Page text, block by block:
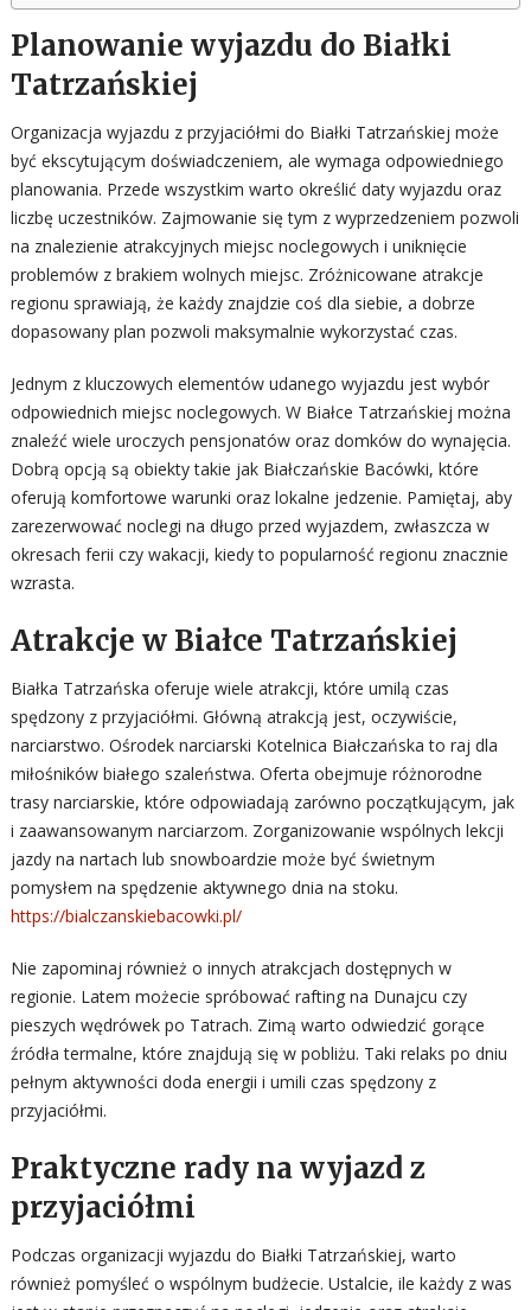
Planowanie wyjazdu do Białki
Tatrzańskiej
Organizacja wyjazdu z przyjaciółmi do Białki Tatrzańskiej może
być ekscytującym doświadczeniem, ale wymaga odpowiedniego
planowania. Przede wszystkim warto określić daty wyjazdu oraz
liczbę uczestników. Zajmowanie się tym z wyprzedzeniem pozwoli
na znalezienie atrakcyjnych miejsc noclegowych i uniknięcie
problemów z brakiem wolnych miejsc. Zróżnicowane atrakcje
regionu sprawiają, że każdy znajdzie coś dla siebie, a dobrze
dopasowany plan pozwoli maksymalnie wykorzystać czas.
Jednym z kluczowych elementów udanego wyjazdu jest wybór
odpowiednich miejsc noclegowych. W Białce Tatrzańskiej można
znaleźć wiele uroczych pensjonatów oraz domków do wynajęcia.
Dobrą opcją są obiekty takie jak Białczańskie Bacówki, które
oferują komfortowe warunki oraz lokalne jedzenie. Pamiętaj, aby
zarezerwować noclegi na długo przed wyjazdem, zwłaszcza w
okresach ferii czy wakacji, kiedy to popularność regionu znacznie
wzrasta.
Atrakcje w Białce Tatrzańskiej
Białka Tatrzańska oferuje wiele atrakcji, które umilą czas
spędzony z przyjaciółmi. Główną atrakcją jest, oczywiście,
narciarstwo. Ośrodek narciarski Kotelnica Białczańska to raj dla
miłośników białego szaleństwa. Oferta obejmuje różnorodne
trasy narciarskie, które odpowiadają zarówno początkującym, jak
i zaawansowanym narciarzom. Zorganizowanie wspólnych lekcji
jazdy na nartach lub snowboardzie może być świetnym
pomysłem na spędzenie aktywnego dnia na stoku.
https://bialczanskiebacowki.pl/
Nie zapominaj również o innych atrakcjach dostępnych w
regionie. Latem możecie spróbować rafting na Dunajcu czy
pieszych wędrówek po Tatrach. Zimą warto odwiedzić gorące
źródła termalne, które znajdują się w pobliżu. Taki relaks po dniu
pełnym aktywności doda energii i umili czas spędzony z
przyjaciółmi.
Praktyczne rady na wyjazd z
przyjaciółmi
Podczas organizacji wyjazdu do Białki Tatrzańskiej, warto
również pomyśleć o wspólnym budżecie. Ustalcie, ile każdy z was